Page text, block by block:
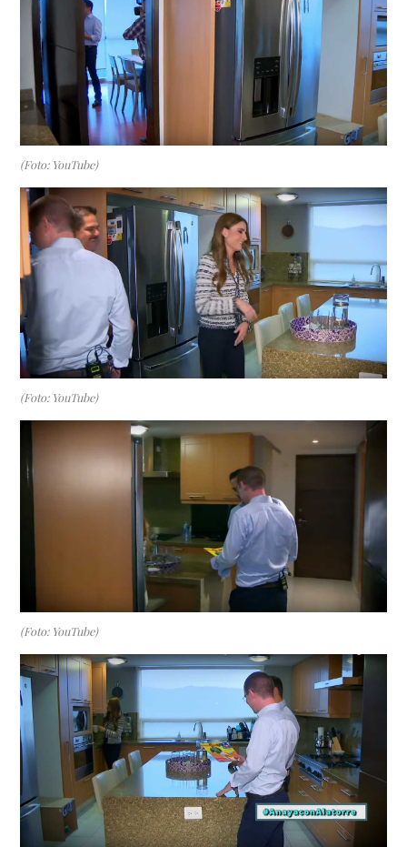
(Foto: YouTube)
(Foto: YouTube)
(Foto: YouTube)